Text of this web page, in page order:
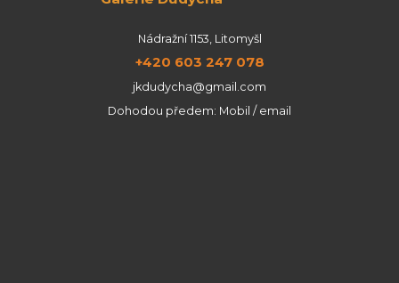
Nádražní 1153, Litomyšl
+420 603 247 078
jkdudycha@gmail.com
Dohodou předem: Mobil / email